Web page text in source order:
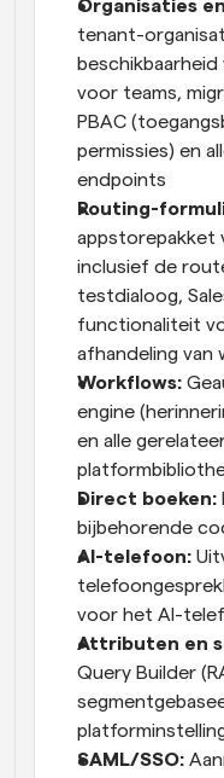
Organisaties
tenant-
voor teams,
PBAC
permissies) en
endpoints
Routing-
appstorepakket
inclusief de
testdialoog,
functionaliteit
afhandeling van
Workflows:
engine
en alle
Direct boeken:
bijbehorende
AI-telefoon:
voor het AI-
Attributen en
Query Builder
SAML/SSO: